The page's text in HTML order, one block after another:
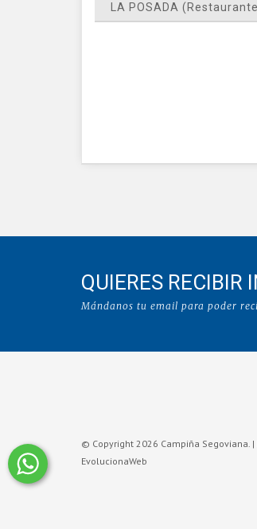
LA POSADA
QUIERES RECIBIR
Mándanos tu email para poder
© Copyright 2026 Campiña Segoviana. |
EvolucionaWeb